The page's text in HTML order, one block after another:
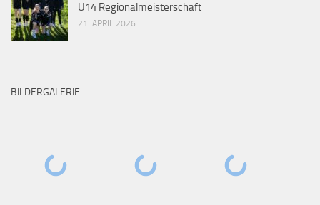
U14 Regionalmeisterschaft
21. APRIL 2026
BILDERGALERIE